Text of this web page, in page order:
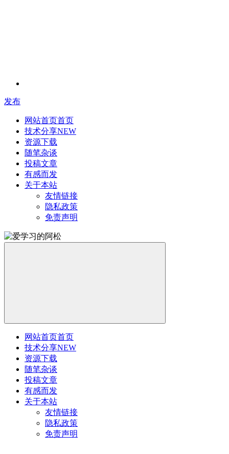
发布
网站首页首页
技术分享NEW
资源下载
随笔杂谈
投稿文章
有感而发
关于本站
友情链接
隐私政策
免责声明
网站首页首页
技术分享NEW
资源下载
随笔杂谈
投稿文章
有感而发
关于本站
友情链接
隐私政策
免责声明